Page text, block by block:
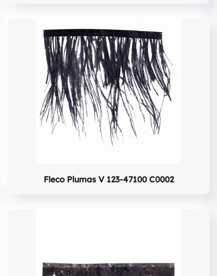
Fleco Plumas V 123-47100 C0002